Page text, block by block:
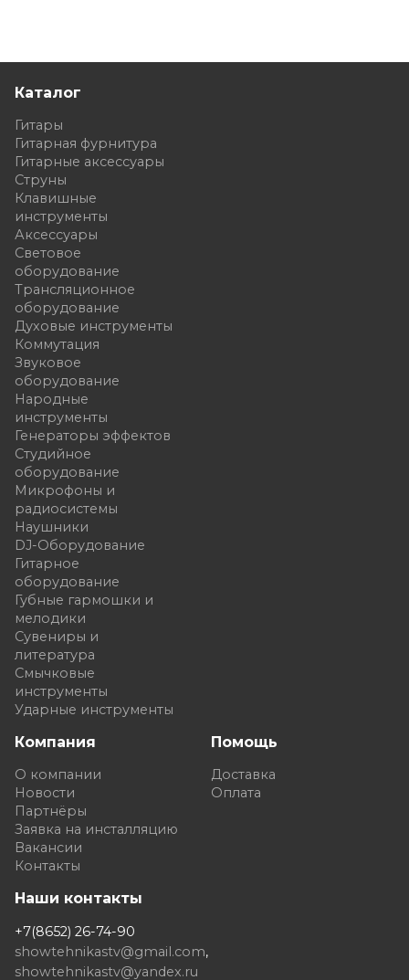
Каталог
Гитары
Гитарная фурнитура
Гитарные аксессуары
Струны
Клавишные
инструменты
Аксессуары
Световое
оборудование
Трансляционное
оборудование
Духовые инструменты
Коммутация
Звуковое
оборудование
Народные
инструменты
Генераторы эффектов
Студийное
оборудование
Микрофоны и
радиосистемы
Наушники
DJ-Оборудование
Гитарное
оборудование
Губные гармошки и
мелодики
Сувениры и
литература
Смычковые
инструменты
Ударные инструменты
Компания
О компании
Новости
Партнёры
Заявка на инсталляцию
Вакансии
Контакты
Помощь
Доставка
Оплата
Наши контакты
+7(8652) 26-74-90
showtehnikastv@gmail.com,
showtehnikastv@yandex.ru